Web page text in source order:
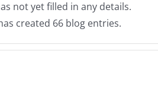
not yet filled in any details.
created 66 blog entries.